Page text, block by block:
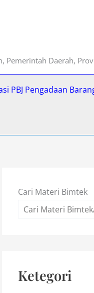
Pemerintah Daerah,
PBJ Pengadaan
Cari Materi Bimtek
Ketegori